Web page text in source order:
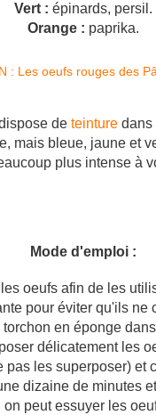
Vert : épinards, persil.
Orange : paprika.
de teinture dans
mais bleue, jaune et
plus intense à
Mode d'emploi :
oeufs afin de les
pour éviter qu'ils ne
torchon en éponge
délicatement les
pas les superposer) et
dizaine de minutes
on peut essuyer les